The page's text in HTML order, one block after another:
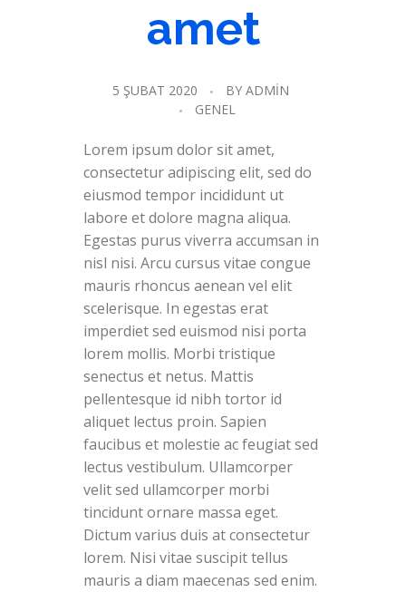
amet
5 ŞUBAT 2020 BY ADMIN
GENEL
Lorem ipsum dolor sit amet,
consectetur adipiscing elit, sed do
eiusmod tempor incididunt ut
labore et dolore magna aliqua.
Egestas purus viverra accumsan in
nisl nisi. Arcu cursus vitae congue
mauris rhoncus aenean vel elit
scelerisque. In egestas erat
imperdiet sed euismod nisi porta
lorem mollis. Morbi tristique
senectus et netus. Mattis
pellentesque id nibh tortor id
aliquet lectus proin. Sapien
faucibus et molestie ac feugiat sed
lectus vestibulum. Ullamcorper
velit sed ullamcorper morbi
tincidunt ornare massa eget.
Dictum varius duis at consectetur
lorem. Nisi vitae suscipit tellus
mauris a diam maecenas sed enim.